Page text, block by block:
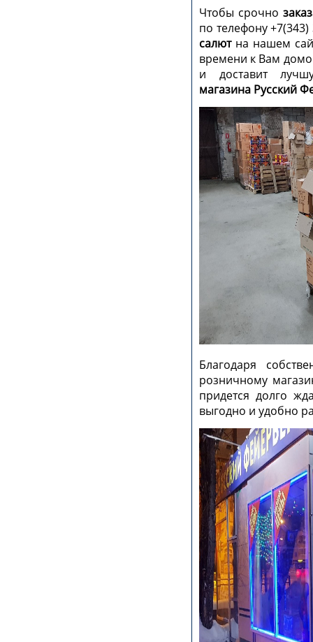
Чтобы срочно
по телефону
салютна нашем
времени к Вам
и доставит
магазина Русский
Благодаря
розничному
придется долго
выгодно и удобно